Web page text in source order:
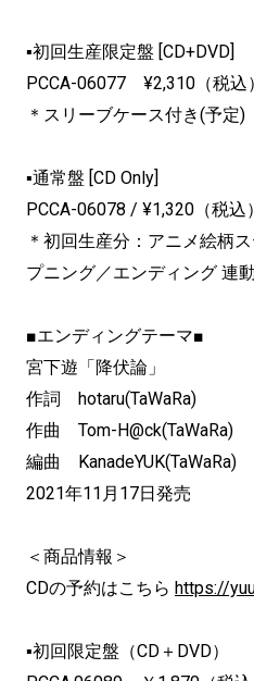
▪初回生産限定盤 [CD+DVD]
PCCA-06077 ¥2,310 （税込）
＊スリーブケース付き(予定)
▪通常盤 [CD Only]
PCCA-06078 / ¥1,320 （税込）
＊初回生産分：アニメ絵柄
プニング／エンディング 連
■エンディングテーマ■
宮下遊「降伏論」
作詞 hotaru(TaWaRa)
作曲 Tom-H@ck(TaWaRa)
編曲 KanadeYUK(TaWaRa)
2021年11 月 17日発売
＜商品情報＞
CDの予約はこちら https://
▪初回限定盤（CD＋ DVD）